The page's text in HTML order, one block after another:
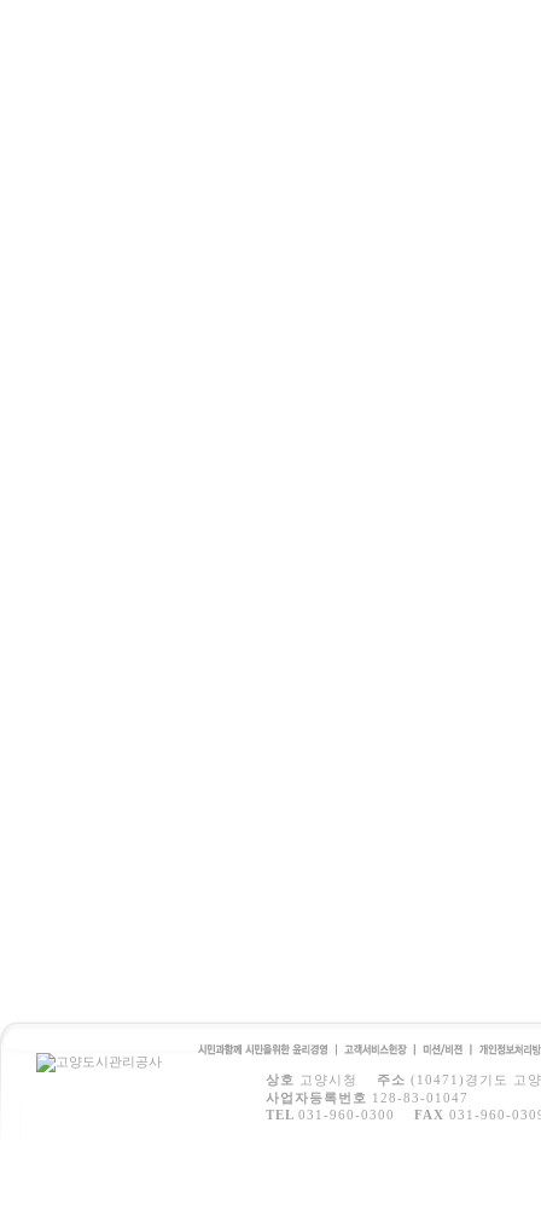
한 윤리경영
헌장
방침
상호 고양시청 주소 (10471)경기도 고
사업자등록번호 128-83-01047
TEL 031-960-0300 FAX 031-960-